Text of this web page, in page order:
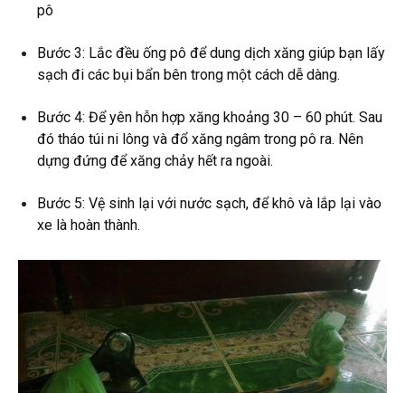
pô
Bước 3: Lắc đều ống pô để dung dịch xăng giúp bạn lấy
sạch đi các bụi bẩn bên trong một cách dễ dàng.
Bước 4: Để yên hỗn hợp xăng khoảng 30 – 60 phút. Sau
đó tháo túi ni lông và đổ xăng ngâm trong pô ra. Nên
dựng đứng để xăng chảy hết ra ngoài.
Bước 5: Vệ sinh lại với nước sạch, để khô và lắp lại vào
xe là hoàn thành.